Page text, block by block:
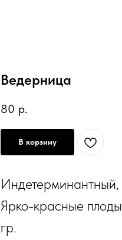
Ведерница
80 р.
В корзину
Индетерминантный,
Ярко-красные
гр.